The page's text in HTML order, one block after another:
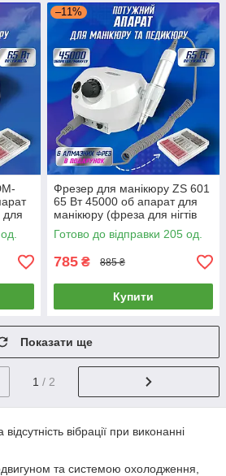
для
–11%
Фрезер для манікюру ZS 601
65 Вт 45000 об апарат для
манікюру (фреза для нігтів
Nail Drill pro zs 601)
Готово до відправки 205 од.
785 ₴ 885 ₴
Купити
Показати ще
1 / 2
вібрації при виконанні
та системою охолодження,